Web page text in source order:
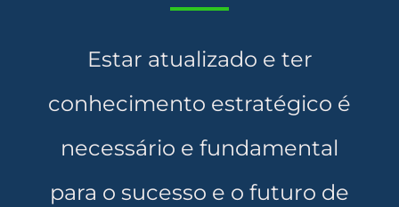
Estar atualizado e ter
conhecimento estratégico é
necessário e fundamental
para o sucesso e o futuro de